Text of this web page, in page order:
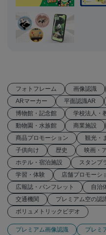
フォトフレーム 画像認識
ARマーカー
平面認識AR
博物館・記念館
学校法人・
動物園・水族館
商業施設
商品プロモーション
観光・
子供向け
歴史
映画・
ホテル・宿泊施設
スタンプ
学習・体験
店舗プロモーシ
広報誌・パンフレット
自治
交通機関
プレミアム空の認
ボリュメトリックビデオ
プレミアム画像認識 プレミ